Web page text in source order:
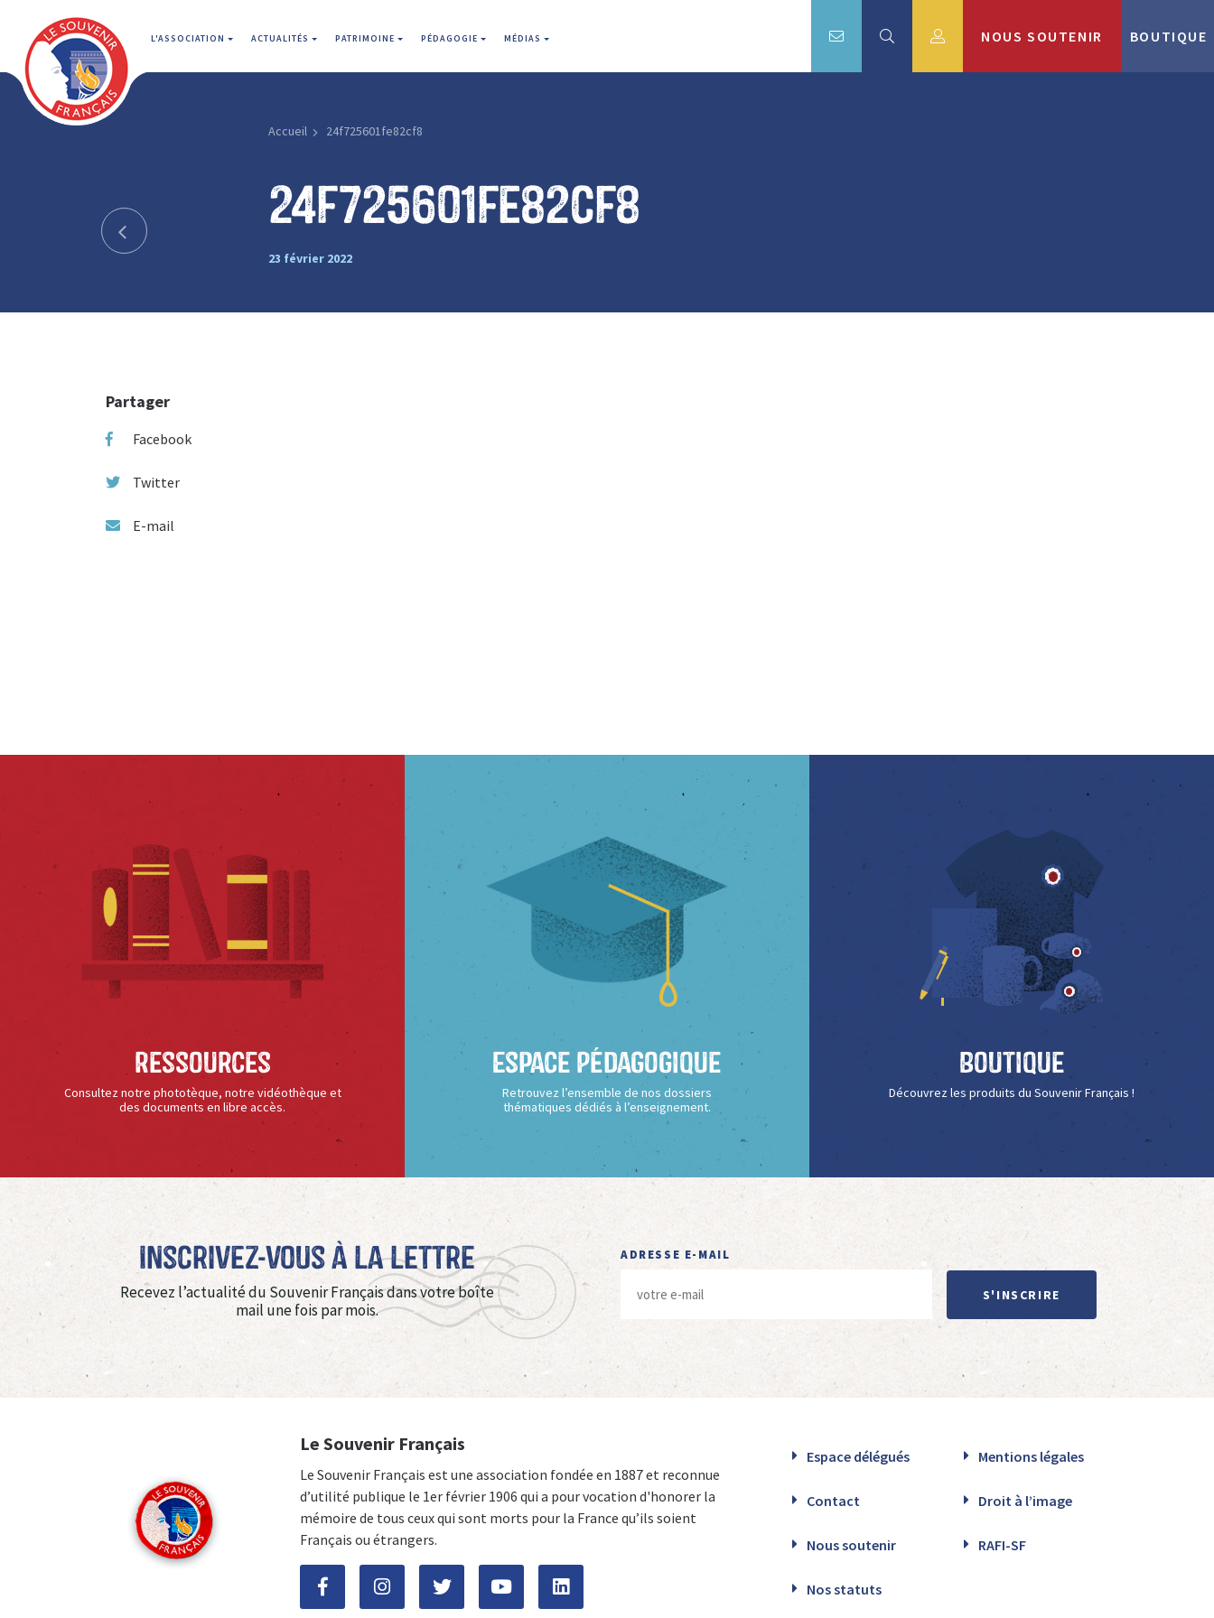
L'ASSOCIATION ACTUALITÉS PATRIMOINE PÉDAGOGIE MÉDIAS NOUS SOUTENIR BOUTIQUE
Accueil 24f725601fe82cf8
24f725601fe82cf8
23 février 2022
Partager
Facebook
Twitter
E-mail
Ressources
Consultez notre phototèque, notre vidéothèque et
des documents en libre accès.
Espace Pédagogique
Retrouvez l’ensemble de nos dossiers
thématiques dédiés à l’enseignement.
Boutique
Découvrez les produits du Souvenir Français !
Inscrivez-vous à La Lettre
Recevez l’actualité du Souvenir Français dans votre boîte
mail une fois par mois.
ADRESSE E-MAIL
S'INSCRIRE
Le Souvenir Français
Le Souvenir Français est une association fondée en 1887 et reconnue
d’utilité publique le 1er février 1906 qui a pour vocation d'honorer la
mémoire de tous ceux qui sont morts pour la France qu’ils soient
Français ou étrangers.
Espace délégués Mentions légales
Contact Droit à l’image
Nous soutenir RAFI-SF
Nos statuts